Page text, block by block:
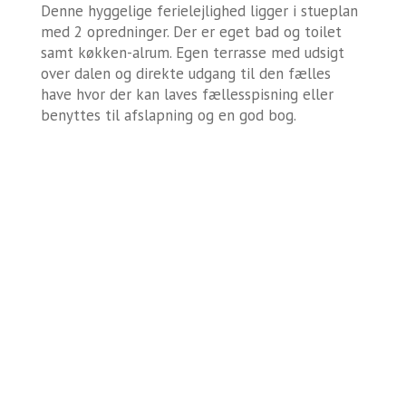
Denne hyggelige ferielejlighed ligger i stueplan
med 2 opredninger. Der er eget bad og toilet
samt køkken-alrum. Egen terrasse med udsigt
over dalen og direkte udgang til den fælles
have hvor der kan laves fællesspisning eller
benyttes til afslapning og en god bog.